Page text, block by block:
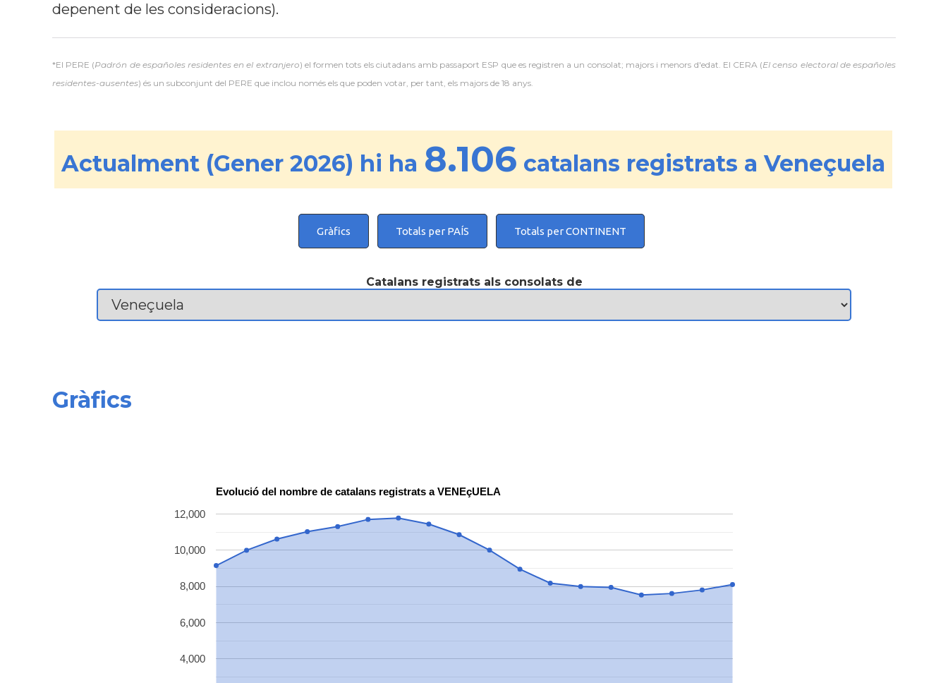
depenent de les consideracions).
*El PERE (Padrón de españoles residentes en el extranjero) el formen tots els ciutadans amb passaport ESP que es registren a un consolat; majors i menors d'edat. El CERA (El censo electoral de españoles
residentes-ausentes) és un subconjunt del PERE que inclou només els que poden votar, per tant, els majors de 18 anys.
Actualment (Gener 2026) hi ha 8.106 catalans registrats a Veneçuela
Gràfics Totals per PAÍS Totals per CONTINENT
Catalans registrats als consolats de
Gràfics
Evolució del nombre de catalans registrats a VENEçUELA
4,000
6,000
8,000
10,000
12,000